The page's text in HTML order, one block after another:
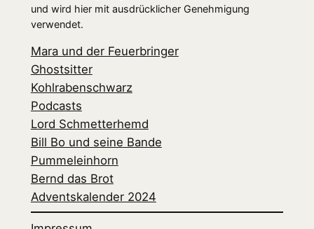
und wird hier mit ausdrücklicher Genehmigung
verwendet.
Mara und der Feuerbringer
Ghostsitter
Kohlrabenschwarz
Podcasts
Lord Schmetterhemd
Bill Bo und seine Bande
Pummeleinhorn
Bernd das Brot
Adventskalender 2024